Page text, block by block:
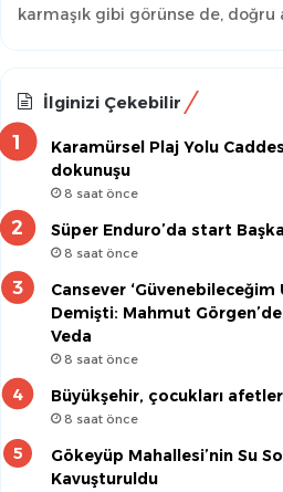
karmaşık gibi görünse de, doğru
İlginizi Çekebilir
Karamürsel Plaj Yolu
dokunuşu
8 saat önce
Süper Enduro’da start
8 saat önce
Cansever ‘Güvenebileceğim
Demişti: Mahmut
Veda
8 saat önce
Büyükşehir, çocukları
8 saat önce
Gökeyüp Mahallesi’nin Su
Kavuşturuldu